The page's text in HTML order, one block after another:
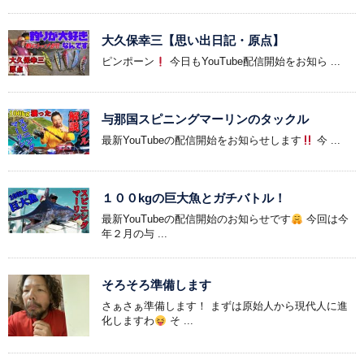
大久保幸三【思い出日記・原点】
ピンポーン 今日もYouTube配信開始をお知ら ...
与那国スピニングマーリンのタックル
最新YouTubeの配信開始をお知らせします 今 ...
１００kgの巨大魚とガチバトル！
最新YouTubeの配信開始のお知らせです
今回は今
年２月の与 ...
そろそろ準備します
さぁさぁ準備します！ まずは原始人から現代人に進
化しますわ
そ ...